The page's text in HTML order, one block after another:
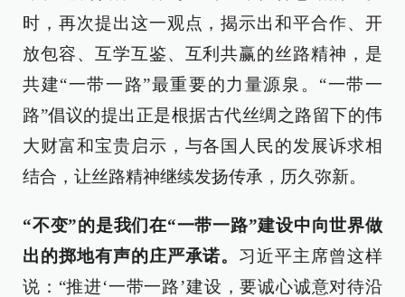
时，再次提出这一观点，揭示出和平合作、开
放包容、互学互鉴、互利共赢的丝路精神，是
共建“一带一路”最重要的力量源泉。“一带一
路”倡议的提出正是根据古代丝绸之路留下的伟
大财富和宝贵启示，与各国人民的发展诉求相
结合，让丝路精神继续发扬传承，历久弥新。
“不变”的是我们在“一带一路”建设中向世界做
出的掷地有声的庄严承诺。 习近平主席曾这样
说：“推进‘一带一路’建设，要诚心诚意对待沿